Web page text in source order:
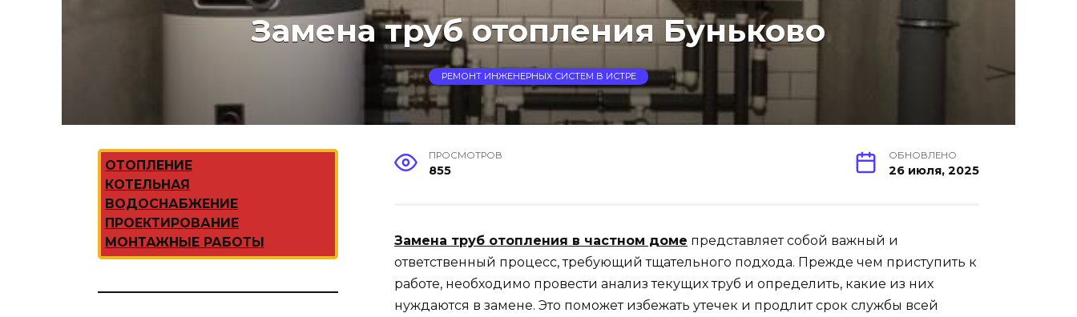
Замена труб отопления Буньково
РЕМОНТ ИНЖЕНЕРНЫХ СИСТЕМ В ИСТРЕ
ПРОСМОТРОВ
855
ОБНОВЛЕНО
26 июля, 2025
Замена труб отопления в частном доме представляет собой важный и
ответственный процесс, требующий тщательного подхода. Прежде чем приступить к
работе, необходимо провести анализ текущих труб и определить, какие из них
нуждаются в замене. Это поможет избежать утечек и продлит срок службы всей
ОТОПЛЕНИЕ
КОТЕЛЬНАЯ
ВОДОСНАБЖЕНИЕ
ПРОЕКТИРОВАНИЕ
МОНТАЖНЫЕ РАБОТЫ